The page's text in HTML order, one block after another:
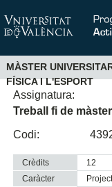
MÀSTER
FÍSICA I L'ESPORT
Assignatura:
Treball fi de màster
Codi:
Crèdits
12
Caràcter